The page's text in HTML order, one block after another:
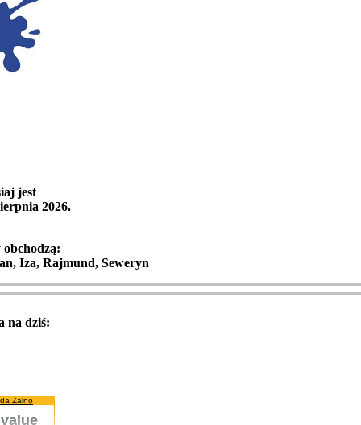
jest
2026.
Iza, Rajmund, Seweryn
na dziś:
Żalno